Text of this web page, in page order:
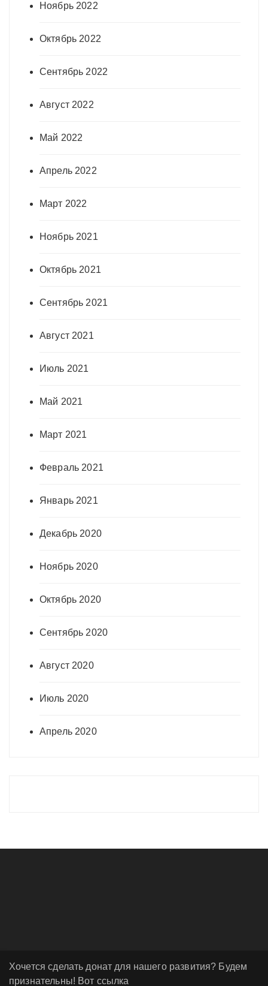
Ноябрь 2022
Октябрь 2022
Сентябрь 2022
Август 2022
Май 2022
Апрель 2022
Март 2022
Ноябрь 2021
Октябрь 2021
Сентябрь 2021
Август 2021
Июль 2021
Май 2021
Март 2021
Февраль 2021
Январь 2021
Декабрь 2020
Ноябрь 2020
Октябрь 2020
Сентябрь 2020
Август 2020
Июль 2020
Апрель 2020
Хочется сделать донат для нашего развития? Будем
признательны! Вот ссылка